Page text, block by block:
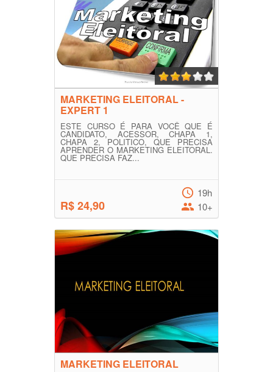
MARKETING ELEITORAL -
EXPERT 1
ESTE CURSO É PARA VOCÊ QUE É
CANDIDATO, ACESSOR, CHAPA 1,
CHAPA 2, POLITICO, QUE PRECISA
APRENDER O MARKETING ELEITORAL.
QUE PRECISA FAZ...
R$ 24,90
19h
10+
MARKETING ELEITORAL